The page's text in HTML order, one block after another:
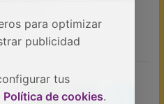
para optimizar
publicidad
tus
Política de cookies.